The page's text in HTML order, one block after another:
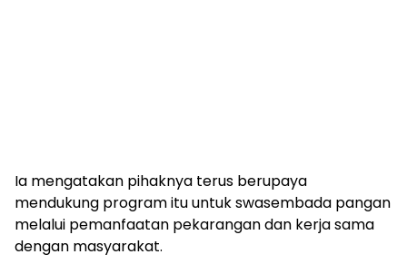
Ia mengatakan pihaknya terus berupaya
mendukung program itu untuk swasembada pangan
melalui pemanfaatan pekarangan dan kerja sama
dengan masyarakat.